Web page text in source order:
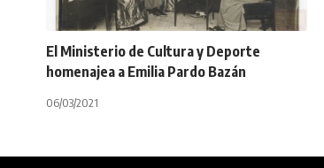
El Ministerio de Cultura y Deporte
homenajea a Emilia Pardo Bazán
06/03/2021